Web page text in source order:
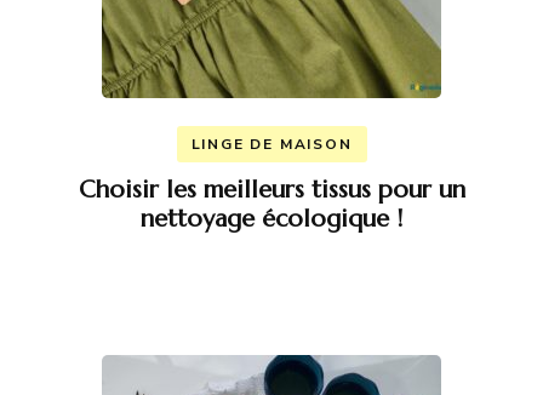
LINGE DE MAISON
Choisir les meilleurs tissus pour un
nettoyage écologique !